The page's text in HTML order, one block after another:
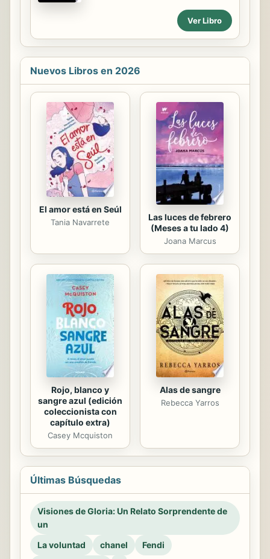
Cruz". Me preocupa el calentamiento
global, que las librerías se hayan
convertido en supermercados...
específicas, para interceptar un
O.V.N.I. La vida de los dos pilotos
cambiará drásticamente desde el
Ver Libro
Nuevos Libros en 2026
El amor está en Seúl
Tania Navarrete
Las luces de febrero
(Meses a tu lado 4)
Joana Marcus
Rojo, blanco y
sangre azul (edición
coleccionista con
capítulo extra)
Casey Mcquiston
Alas de sangre
Rebecca Yarros
Últimas Búsquedas
Visiones de Gloria: Un Relato Sorprendente de
un
La voluntad
chanel
Fendi